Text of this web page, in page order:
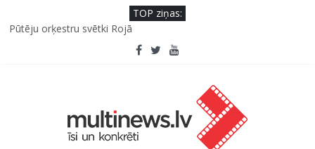
TOP ziņas:
Pūtēju orķestru svētki Rojā
Viens klikšķis līdz maksājumam vai viens mirklis līdz krāpšanai?
Kā neuzkāpt uz tiem pašiem grābekļiem: 5 iespējamās kļūdas
Šefpavārs iesaka, kā gudri un izdevīgi izmantot kabačus no
5 svarīgi soļi, lai bērns skolā atgrieztos vesels un gatavs